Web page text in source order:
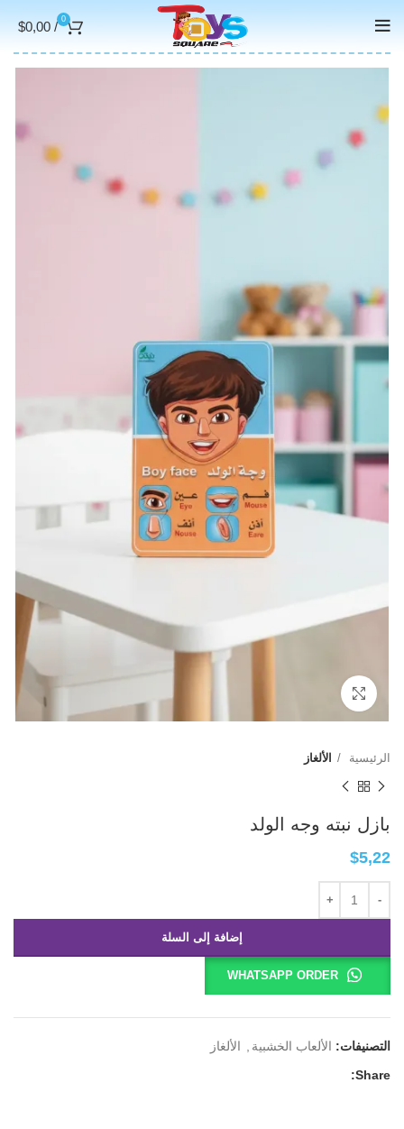
0
/
$0,00
الرئيسية الألغاز
بازل نبته وجه الولد
$5,22
إضافة إلى السلة
WHATSAPP ORDER
التصنيفات: الألعاب الخشبية , الألغاز
Share: